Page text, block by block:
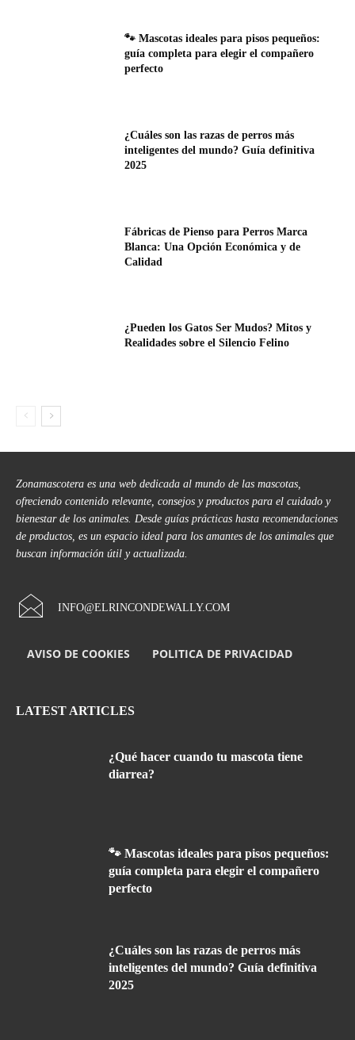
🐾 Mascotas ideales para pisos pequeños:
guía completa para elegir el compañero
perfecto
¿Cuáles son las razas de perros más
inteligentes del mundo? Guía definitiva
2025
Fábricas de Pienso para Perros Marca
Blanca: Una Opción Económica y de
Calidad
¿Pueden los Gatos Ser Mudos? Mitos y
Realidades sobre el Silencio Felino
Zonamascotera es una web dedicada al mundo de las mascotas,
ofreciendo contenido relevante, consejos y productos para el cuidado y
bienestar de los animales. Desde guías prácticas hasta recomendaciones
de productos, es un espacio ideal para los amantes de los animales que
buscan información útil y actualizada.
INFO@ELRINCONDEWALLY.COM
AVISO DE COOKIES POLITICA DE PRIVACIDAD
LATEST ARTICLES
¿Qué hacer cuando tu mascota tiene
diarrea?
🐾 Mascotas ideales para pisos pequeños:
guía completa para elegir el compañero
perfecto
¿Cuáles son las razas de perros más
inteligentes del mundo? Guía definitiva
2025